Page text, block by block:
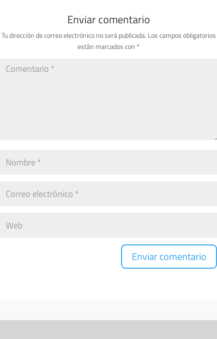
Enviar comentario
Tu dirección de correo electrónico no será publicada. Los campos obligatorios
están marcados con *